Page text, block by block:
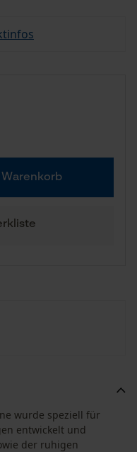
Warenkorb
wurde speziell für
entwickelt und
der ruhigen